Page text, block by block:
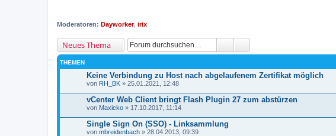
Moderatoren: Dayworker, irix
Neues Thema
THEMEN
Keine Verbindung zu Host nach abgelaufenem Zertifikat möglich
von RH_BK » 25.01.2021, 12:48
vCenter Web Client bringt Flash Plugin 27 zum abstürzen
von Maxicko » 17.10.2017, 11:14
Single Sign On (SSO) - Linksammlung
von mbreidenbach » 28.04.2013, 09:39